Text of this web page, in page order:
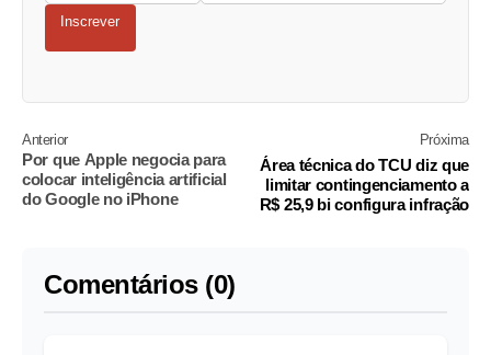
Inscrever
Anterior
Por que Apple negocia para
colocar inteligência artificial
do Google no iPhone
Próxima
Área técnica do TCU diz que
limitar contingenciamento a
R$ 25,9 bi configura infração
Comentários (0)